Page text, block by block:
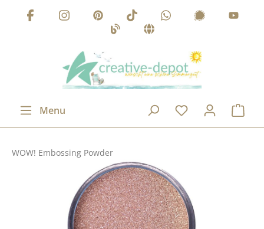
Passer au contenu principal
Menu
WOW! Embossing Powder
Ignorer la galerie d'images